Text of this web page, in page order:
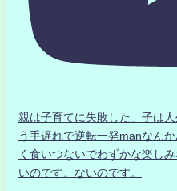
親は子育てに失敗した」子は
う手遅れで逆転一発manなん
く食いつないでわずかな楽し
いのです。ないのです。